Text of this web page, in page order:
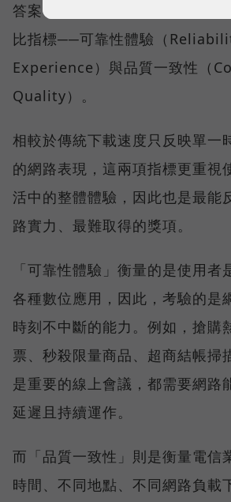
答案，就藏在 Opensignal 最具
比指標──可靠性體驗（
Experience）與品質一致性（
Quality）。
相較於傳統下載速度只反映單一
的網路表現，這兩項指標更重視
活中的整體體驗，因此也是最能
路實力、最難取得的獎項。
「可靠性體驗」衡量的是使用者
各種數位應用，因此，考驗的是
時刻不中斷的能力。例如，搶購
票、秒殺限量商品、超商結帳掃
是重要的線上會議，都需要網路
延遲且持續運作。
而「品質一致性」則是衡量電信
時間、不同地點、不同網路負載